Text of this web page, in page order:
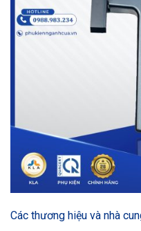
Các thương hiệu và nhà